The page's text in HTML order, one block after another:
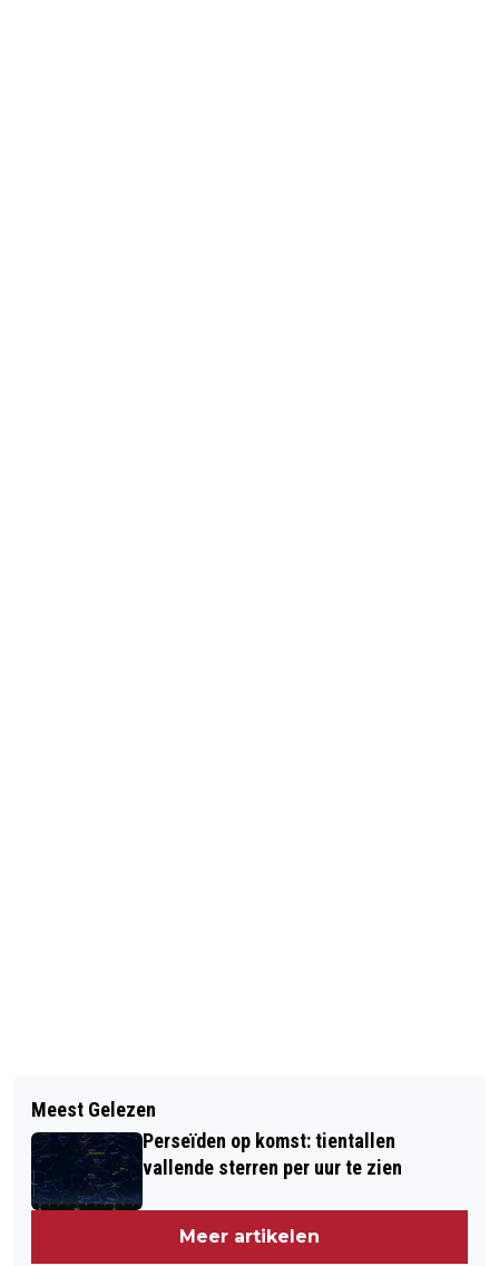
COACH HUUB STEVENS TERUG BIJ
HEKKENSLUITER VFB STUTTGART
RELLEN IN HONGKONG BIJ OPBREKEN
KAMP BETOGERS
Meest Gelezen
Perseïden op komst: tientallen
vallende sterren per uur te zien
Meer artikelen